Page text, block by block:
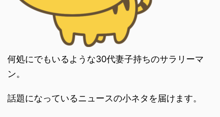
何処にでもいるような30代妻子持ちのサラリーマ
ン。
話題になっているニュースの小ネタを届けます。